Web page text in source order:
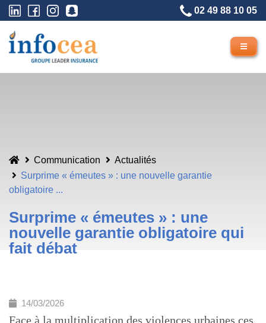
02 49 88 10 05
Communication
Actualités
Surprime « émeutes » : une nouvelle garantie
obligatoire ...
Surprime « émeutes » : une
nouvelle garantie obligatoire qui
fait débat
14/03/2026
Face à la multiplication des violences urbaines ces